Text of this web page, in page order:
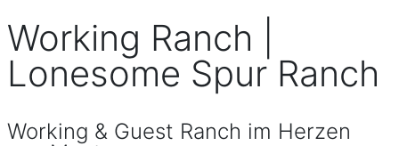
Working Ranch |
Lonesome Spur Ranch
Working & Guest Ranch im Herzen